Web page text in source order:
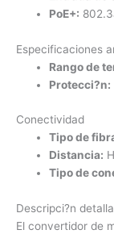
PoE+:
Especificaciones
Rango de
Protecci?n:
Conectividad
Tipo de
Distancia:
Tipo de
Descripci?n
El convertidor de